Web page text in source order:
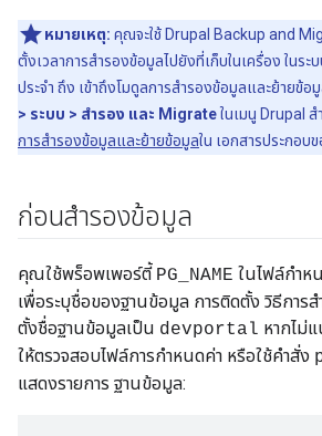
หมายเหตุ: คุณจะใช้ Drupal Backup and
ตั้งเวลาการสำรองข้อมูลไปยังที่เก็บในเครื่อง ในระ
ประจำ ถึง เข้าถึงโมดูลการสำรองข้อมูลและย้ายข้อ
> ระบบ > สำรอง และ Migrateในเมนู Drupal
การสํารองข้อมูลและย้ายข้อมูลใน เอกสารประกอบ
ก่อนสำรองข้อมูล
คุณใช้พร็อพเพอร์ตี้ PG_NAME ในไฟล์กำห
เพื่อระบุชื่อของฐานข้อมูล การติดตั้ง วิธีการ
ตั้งชื่อฐานข้อมูลเป็น devportal หากไม่
ให้ตรวจสอบไฟล์การกำหนดค่า หรือใช้คำสั่ง
แสดงรายการ ฐานข้อมูล: